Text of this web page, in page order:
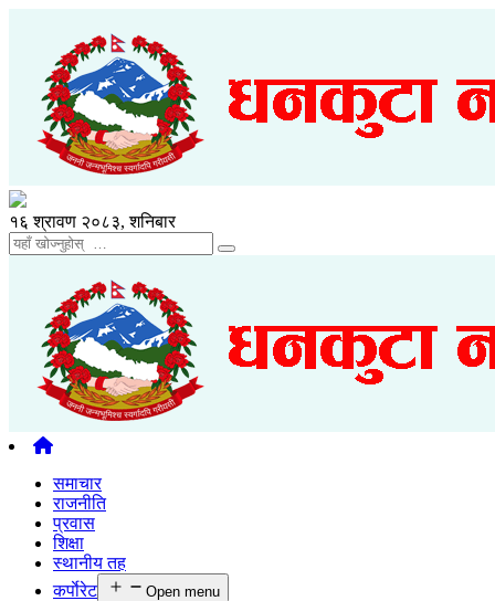
१६ श्रावण २०८३, शनिबार
समाचार
राजनीति
प्रवास
शिक्षा
स्थानीय तह
कर्पाेरेट
Open menu